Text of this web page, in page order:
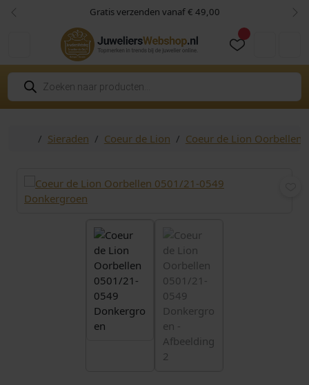
Skip to content
Skip to footer Gratis verzenden vanaf € 49,00
Vorige
P
o
d
HomeSieraden Coeur de Lion Coeur de Lion Oorbellen